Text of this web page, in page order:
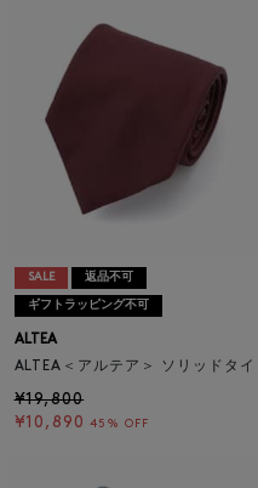
SALE 返品不可
ギフトラッピング不可
ALTEA
ALTEA＜アルテア＞ ソリッドタイ
¥19,800
¥10,890 45% OFF